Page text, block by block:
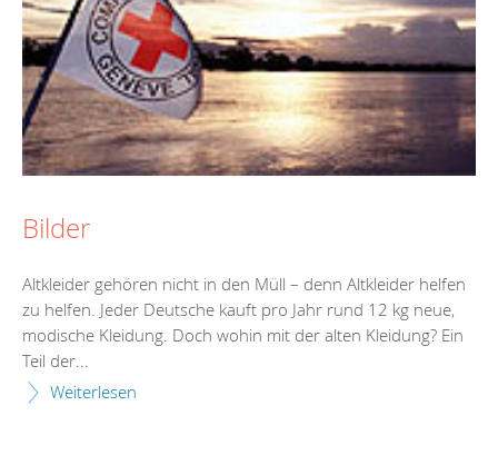
Bilder
Altkleider gehören nicht in den Müll – denn Altkleider helfen
zu helfen. Jeder Deutsche kauft pro Jahr rund 12 kg neue,
modische Kleidung. Doch wohin mit der alten Kleidung? Ein
Teil der...
Weiterlesen